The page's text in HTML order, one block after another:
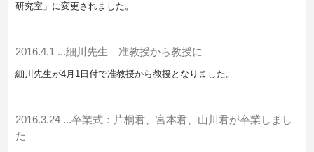
研究室」に変更されました。
2016.4.1 ...細川先生 准教授から教授に
細川先生が4月1日付で准教授から教授となりました。
2016.3.24 ...卒業式：片桐君、宮本君、山川君が卒業しまし
た